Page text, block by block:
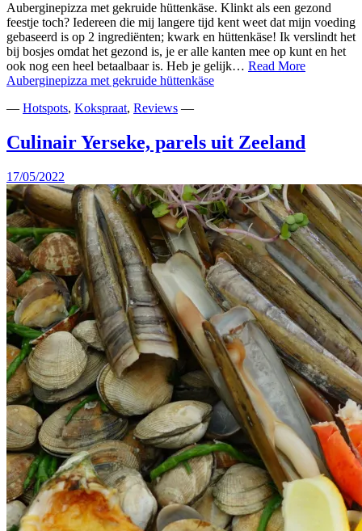
Auberginepizza met gekruide hüttenkäse. Klinkt als een gezond
feestje toch? Iedereen die mij langere tijd kent weet dat mijn voeding
gebaseerd is op 2 ingrediënten; kwark en hüttenkäse! Ik verslindt het
bij bosjes omdat het gezond is, je er alle kanten mee op kunt en het
ook nog een heel betaalbaar is. Heb je gelijk… Read More
Auberginepizza met gekruide hüttenkäse
— Hotspots, Kokspraat, Reviews —
Culinair Yerseke, parels uit Zeeland
17/05/2022